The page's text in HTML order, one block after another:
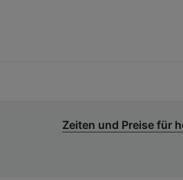
Zeiten und Preise für